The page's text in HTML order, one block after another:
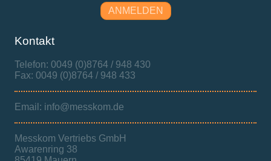
ANMELDEN
Kontakt
Telefon: 0049 (0)8764 / 948 430
Fax: 0049 (0)8764 / 948 433
Email: info@messkom.de
Messkom Vertriebs GmbH
Awarenring 38